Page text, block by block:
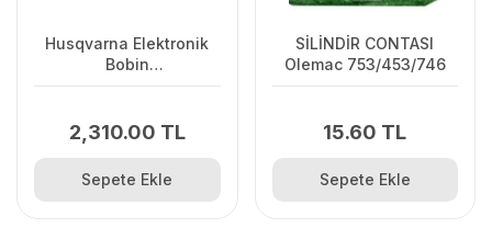
Husqvarna Elektronik
Bobin
2,310.00 TL
Sepete Ekle
SİLİNDİR CONTASI
Olemac 753/453/746
15.60 TL
Sepete Ekle